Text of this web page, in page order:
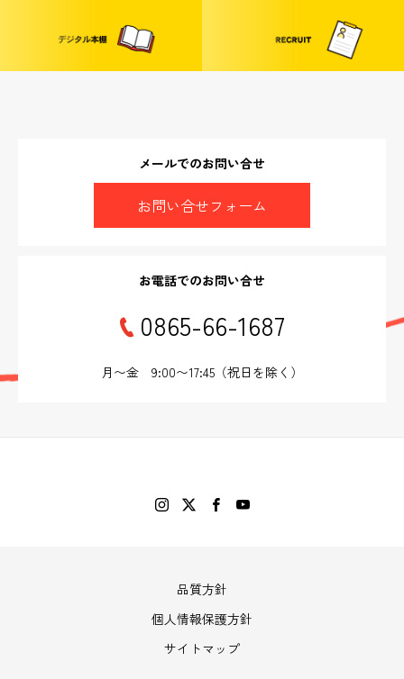
メールでのお問い合せ
お問い合せフォーム
お電話でのお問い合せ
0865-66-1687
月〜金 9:00〜17:45（祝日を除く）
品質方針
個人情報保護方針
サイトマップ